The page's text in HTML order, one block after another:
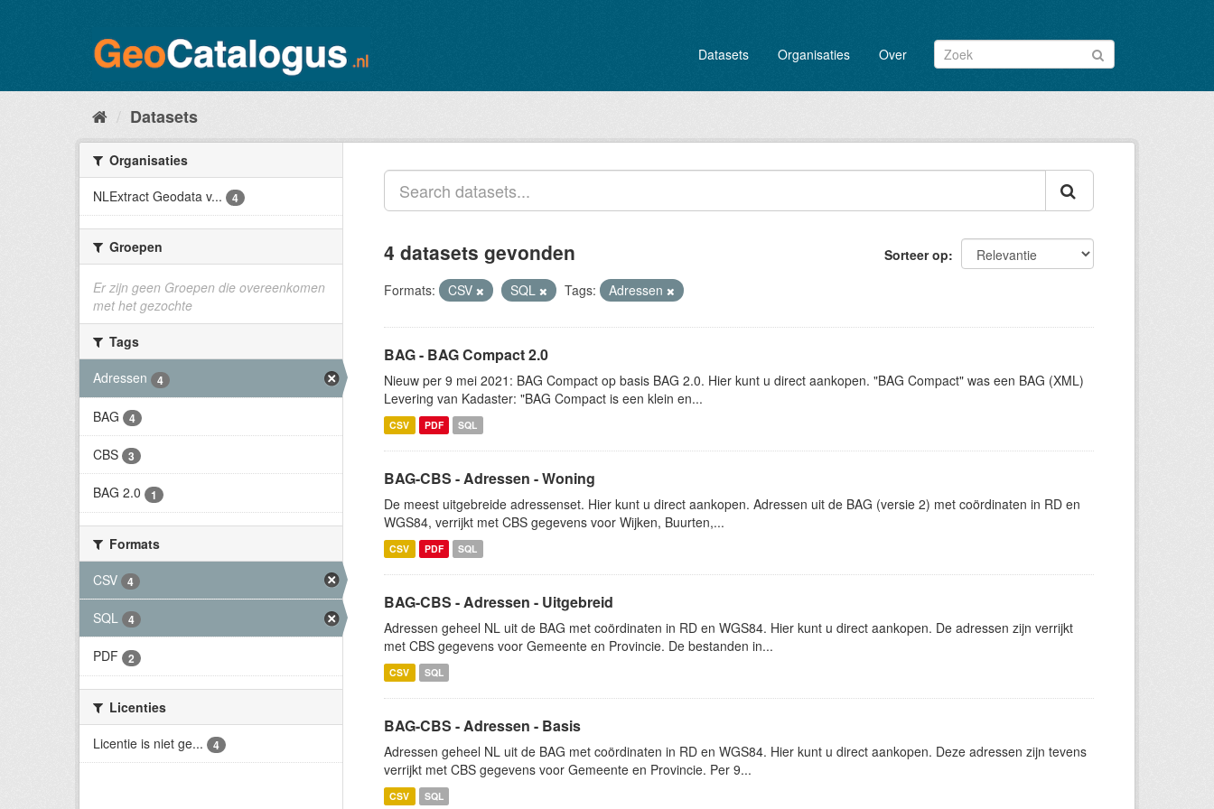
Datasets Organisaties Over
Datasets
Organisaties
NLExtract Geodata v...
4
Groepen
Er zijn geen Groepen die overeenkomen
met het gezochte
Tags
Adressen
4
BAG 4
CBS 3
BAG 2.0 1
Formats
CSV
4
SQL 4
PDF 2
Licenties
Licentie is niet ge...
4
Sorteer op
4 datasets gevonden
Formats: CSV SQL Tags: Adressen
BAG - BAG Compact 2.0
Nieuw per 9 mei 2021: BAG Compact op basis BAG 2.0. Hier kunt u direct aankopen. "BAG Compact" was een BAG (XML)
Levering van Kadaster: "BAG Compact is een klein en...
CSV PDF SQL
BAG-CBS - Adressen - Woning
De meest uitgebreide adressenset. Hier kunt u direct aankopen. Adressen uit de BAG (versie 2) met coördinaten in RD en
WGS84, verrijkt met CBS gegevens voor Wijken, Buurten,...
CSV PDF SQL
BAG-CBS - Adressen - Uitgebreid
Adressen geheel NL uit de BAG met coördinaten in RD en WGS84. Hier kunt u direct aankopen. De adressen zijn verrijkt
met CBS gegevens voor Gemeente en Provincie. De bestanden in...
CSV SQL
BAG-CBS - Adressen - Basis
Adressen geheel NL uit de BAG met coördinaten in RD en WGS84. Hier kunt u direct aankopen. Deze adressen zijn tevens
verrijkt met CBS gegevens voor Gemeente en Provincie. Per 9...
CSV SQL